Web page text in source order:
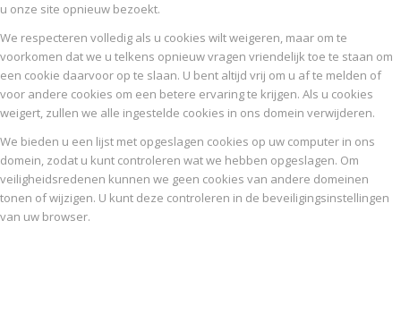
u onze site opnieuw bezoekt.
We respecteren volledig als u cookies wilt weigeren, maar om te
voorkomen dat we u telkens opnieuw vragen vriendelijk toe te staan om
een cookie daarvoor op te slaan. U bent altijd vrij om u af te melden of
voor andere cookies om een betere ervaring te krijgen. Als u cookies
weigert, zullen we alle ingestelde cookies in ons domein verwijderen.
We bieden u een lijst met opgeslagen cookies op uw computer in ons
domein, zodat u kunt controleren wat we hebben opgeslagen. Om
veiligheidsredenen kunnen we geen cookies van andere domeinen
tonen of wijzigen. U kunt deze controleren in de beveiligingsinstellingen
van uw browser.